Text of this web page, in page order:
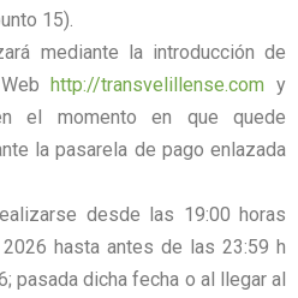
15).
mediante la introducción de
http://transvelillense.com y
el momento en que quede
la pasarela de pago enlazada
desde las 19:00 horas
hasta antes de las 23:59 h
pasada dicha fecha o al llegar al